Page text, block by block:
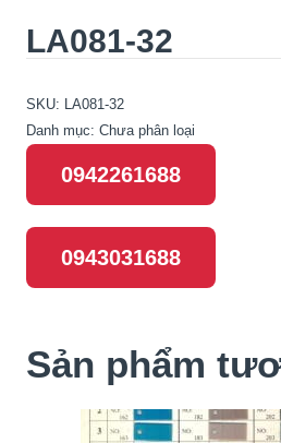
LA081-32
SKU: LA081-32
Danh mục: Chưa phân loại
0942261688
0943031688
Sản phẩm